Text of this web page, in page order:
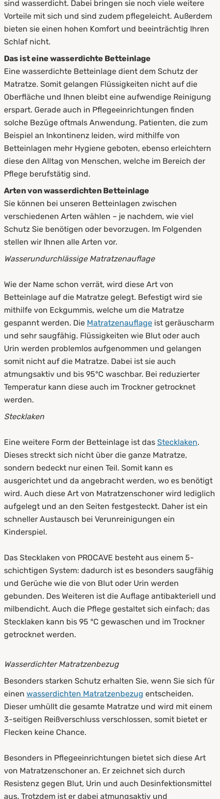
8. Zusammenfassung
sind wasserdicht. Dabei bringen sie noch viele weitere
Vorteile mit sich und sind zudem pflegeleicht. Außerdem
bieten sie einen hohen Komfort und beeinträchtig Ihren
Schlaf nicht.
Das ist eine wasserdichte Betteinlage
Eine wasserdichte Betteinlage dient dem Schutz der
Matratze. Somit gelangen Flüssigkeiten nicht auf die
Oberfläche und Ihnen bleibt eine aufwendige Reinigung
erspart. Gerade auch in Pflegeeinrichtungen finden
solche Bezüge oftmals Anwendung. Patienten, die zum
Beispiel an Inkontinenz leiden, wird mithilfe von
Betteinlagen mehr Hygiene geboten, ebenso erleichtern
diese den Alltag von Menschen, welche im Bereich der
Pflege berufstätig sind.
Arten von wasserdichten Betteinlage
Sie können bei unseren Betteinlagen zwischen
verschiedenen Arten wählen – je nachdem, wie viel
Schutz Sie benötigen oder bevorzugen. Im Folgenden
stellen wir Ihnen alle Arten vor.
Wasserundurchlässige Matratzenauflage
Wie der Name schon verrät, wird diese Art von
Betteinlage auf die Matratze gelegt. Befestigt wird sie
mithilfe von Eckgummis, welche um die Matratze
gespannt werden. Die Matratzenauflage ist geräuscharm
und sehr saugfähig. Flüssigkeiten wie Blut oder auch
Urin werden problemlos aufgenommen und gelangen
somit nicht auf die Matratze. Dabei ist sie auch
atmungsaktiv und bis 95°C waschbar. Bei reduzierter
Temperatur kann diese auch im Trockner getrocknet
werden.
Stecklaken
Eine weitere Form der Betteinlage ist das Stecklaken.
Dieses streckt sich nicht über die ganze Matratze,
sondern bedeckt nur einen Teil. Somit kann es
ausgerichtet und da angebracht werden, wo es benötigt
wird. Auch diese Art von Matratzenschoner wird lediglich
aufgelegt und an den Seiten festgesteckt. Daher ist ein
schneller Austausch bei Verunreinigungen ein
Kinderspiel.
Das Stecklaken von PROCAVE besteht aus einem 5-
schichtigen System: dadurch ist es besonders saugfähig
und Gerüche wie die von Blut oder Urin werden
gebunden. Des Weiteren ist die Auflage antibakteriell und
milbendicht. Auch die Pflege gestaltet sich einfach; das
Stecklaken kann bis 95 °C gewaschen und im Trockner
getrocknet werden.
Wasserdichter Matratzenbezug
Besonders starken Schutz erhalten Sie, wenn Sie sich für
einen wasserdichten Matratzenbezug entscheiden.
Dieser umhüllt die gesamte Matratze und wird mit einem
3-seitigen Reißverschluss verschlossen, somit bietet er
Flecken keine Chance.
Besonders in Pflegeeinrichtungen bietet sich diese Art
von Matratzenschoner an. Er zeichnet sich durch
Resistenz gegen Blut, Urin und auch Desinfektionsmittel
aus. Trotzdem ist er dabei atmungsaktiv und